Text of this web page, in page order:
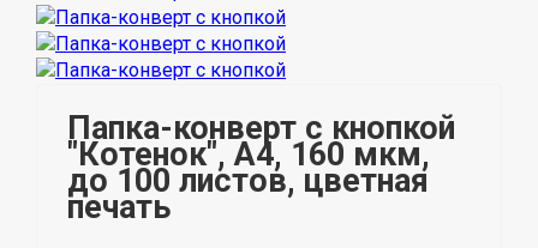
Папка-конверт с кнопкой
"Котенок", А4, 160 мкм,
до 100 листов, цветная
печать